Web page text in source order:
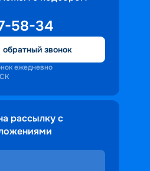
и заинтересованность
в каждом госте.
пассажиры
иную атмосферу,
приключениям и
58-34
обратный звонок
ежедневно
рассылку с